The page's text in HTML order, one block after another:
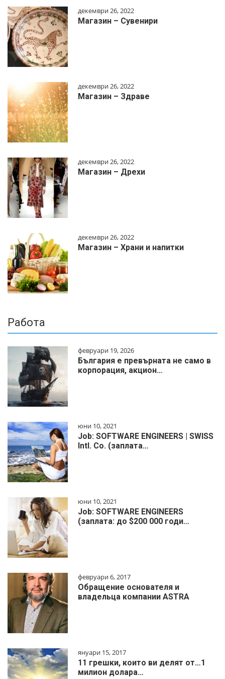
декември 26, 2022
Магазин – Сувенири
декември 26, 2022
Магазин – Здраве
декември 26, 2022
Магазин – Дрехи
декември 26, 2022
Магазин – Храни и напитки
Работа
февруари 19, 2026
България е превърната не само в
корпорация, акцион…
юни 10, 2021
Job: SOFTWARE ENGINEERS | SWISS
Intl. Co. (заплата…
юни 10, 2021
Job: SOFTWARE ENGINEERS
(заплата: до $200 000 годи…
февруари 6, 2017
Обращение основателя и
владельца компании ASTRA
януари 15, 2017
11 грешки, които ви делят от…1
милиoн дoлapa…